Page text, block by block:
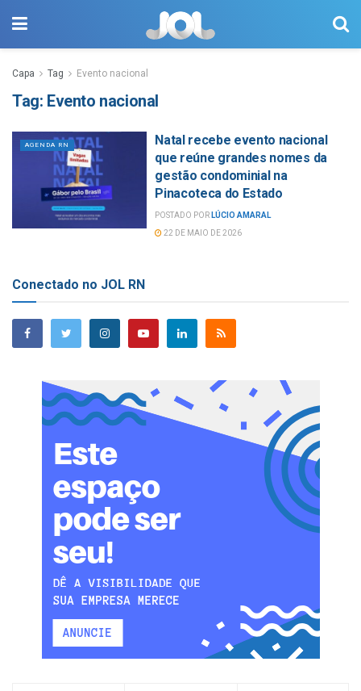
Capa Tag Evento nacional
Tag: Evento nacional
AGENDA RN
Natal recebe evento nacional
que reúne grandes nomes da
gestão condominial na
Pinacoteca do Estado
POSTADO POR LÚCIO AMARAL
22 DE MAIO DE 2026
Conectado no JOL RN